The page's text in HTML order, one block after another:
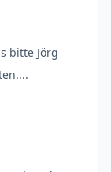
bitte Jörg